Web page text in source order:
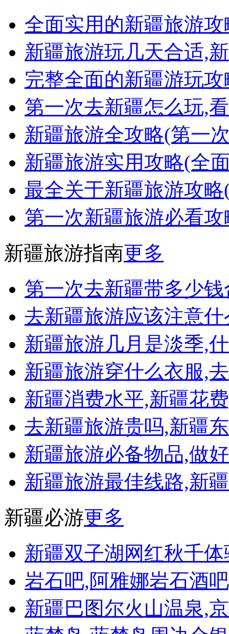
全面实用的新疆旅游
新疆旅游玩几天合适,
完整全面的新疆游玩
第一次去新疆怎么玩,
新疆旅游全攻略(第一
新疆旅游实用攻略(全
最全关于新疆旅游攻
第一次新疆旅游必看
新疆旅游指南更多
第一次去新疆带多少钱
去新疆旅游应该注意
新疆旅游几月是淡季,
新疆旅游穿什么衣服,
新疆消费水平,新疆花
去新疆旅游贵吗,新疆
新疆旅游必备物品,做
新疆旅游最佳线路,新
新疆必游更多
新疆双子湖网红秋千
岩石吧,阿雅娜岩石酒
新疆巴图尔火山温泉,